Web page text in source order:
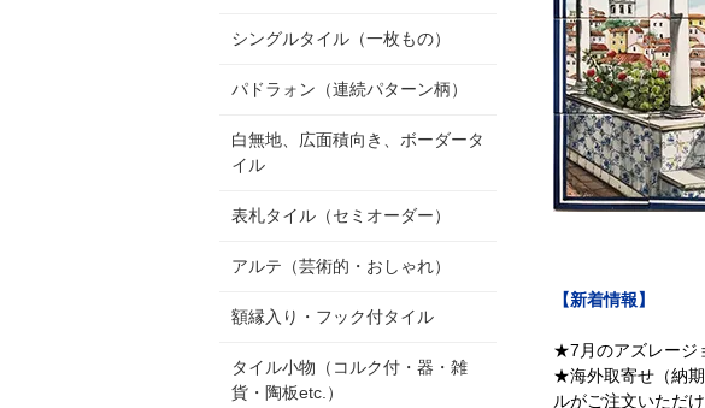
【新着情報】
★7月のアズレージ
★海外取寄せ（納
ルがご注文いただ
シングルタイル（一枚もの）
パドラォン（連続パターン柄）
白無地、広面積向き、ボーダータ
イル
表札タイル（セミオーダー）
アルテ（芸術的・おしゃれ）
額縁入り・フック付タイル
タイル小物（コルク付・器・雑
貨・陶板etc.）